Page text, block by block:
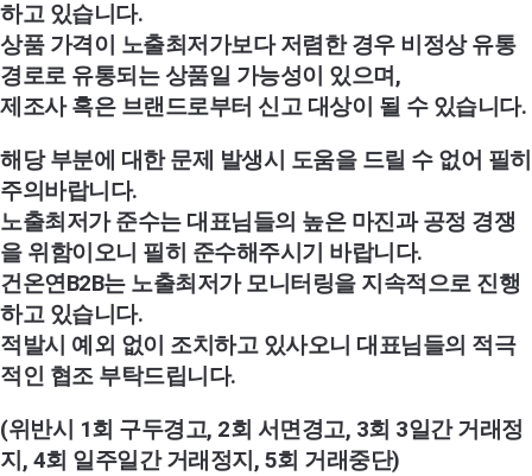
하고 있습니다.
상품 가격이 노출최저가보다 저렴한 경우 비정상 유통
경로로 유통되는 상품일 가능성이 있으며,
제조사 혹은 브랜드로부터 신고 대상이 될 수 있습니다.
해당 부분에 대한 문제 발생시 도움을 드릴 수 없어 필히
주의바랍니다.
노출최저가 준수는 대표님들의 높은 마진과 공정 경쟁
을 위함이오니 필히 준수해주시기 바랍니다.
건온연B2B는 노출최저가 모니터링을 지속적으로 진행
하고 있습니다.
적발시 예외 없이 조치하고 있사오니 대표님들의 적극
적인 협조 부탁드립니다.
(위반시 1회 구두경고, 2회 서면경고, 3회 3일간 거래정
지, 4회 일주일간 거래정지, 5회 거래중단)